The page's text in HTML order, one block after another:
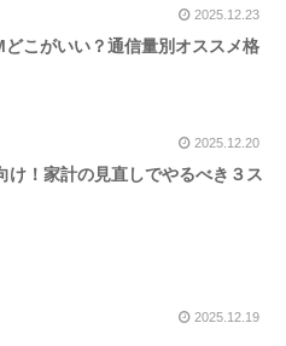
2025.12.23
どこがいい？通信量別オススメ格
2025.12.20
け！家計の見直しでやるべき３ス
2025.12.19